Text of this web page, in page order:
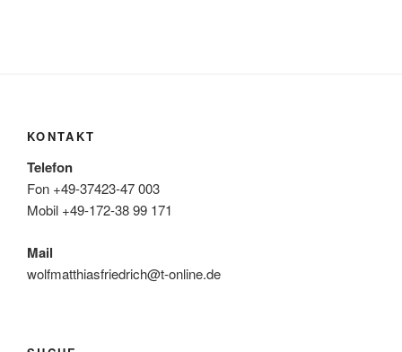
KONTAKT
Telefon
Fon +49-37423-47 003
Mobil +49-172-38 99 171
Mail
wolfmatthiasfriedrich@t-online.de